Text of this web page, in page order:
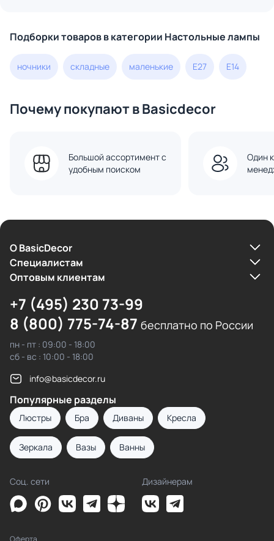
Подборки товаров в категории Настольные лампы
ночники складные маленькие E27 E14
Почему покупают в Basicdecor
Большой ассортимент с
удобным поиском
Один
О BasicDecor
Cпециалистам
Оптовым клиентам
+7 (495) 230 73-99
8 (800) 775-74-87 бесплатно по России
пн - пт : 09:00 - 18:00
сб - вс : 10:00 - 18:00
info@basicdecor.ru
Популярные разделы
Люстры Бра Диваны Кресла
Зеркала Вазы Ванны
Соц. сети Дизайнерам